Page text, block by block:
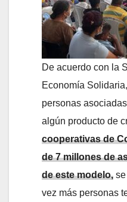
De acuerdo con la
Economía
personas
algún producto de
cooperativas de
de 7 millones de
de este modelo,
vez más personas